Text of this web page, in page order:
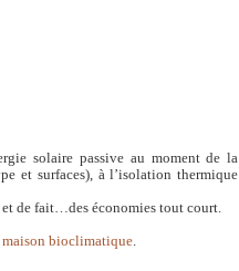
solaire passive au moment de la
et surfaces), à l’isolation thermique
et de fait…des économies tout court.
maison bioclimatique.